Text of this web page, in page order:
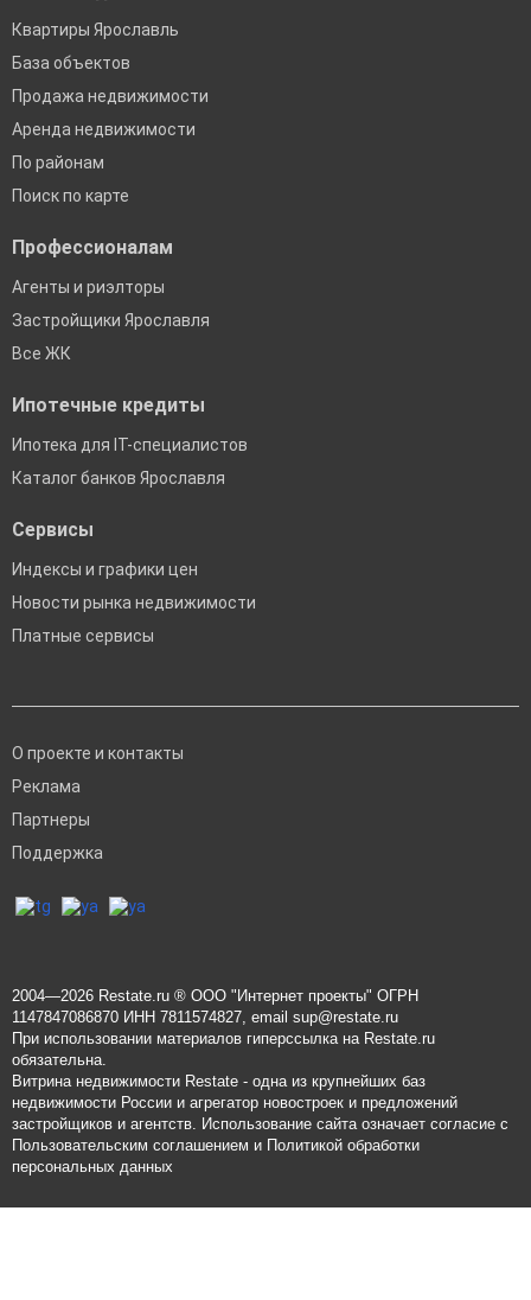
Квартиры Ярославль
База объектов
Продажа недвижимости
Аренда недвижимости
По районам
Поиск по карте
Профессионалам
Агенты и риэлторы
Застройщики Ярославля
Все ЖК
Ипотечные кредиты
Ипотека для IT-специалистов
Каталог банков Ярославля
Сервисы
Индексы и графики цен
Новости рынка недвижимости
Платные сервисы
О проекте и контакты
Реклама
Партнеры
Поддержка
2004—2026 Restate.ru ® ООО "Интернет проекты" ОГРН
1147847086870 ИНН 7811574827, email sup@restate.ru
При использовании материалов гиперссылка на Restate.ru
обязательна.
Витрина недвижимости Restate - одна из крупнейших баз
недвижимости России и агрегатор новостроек и предложений
застройщиков и агентств. Использование сайта означает согласие с
Пользовательским соглашением и Политикой обработки
персональных данных